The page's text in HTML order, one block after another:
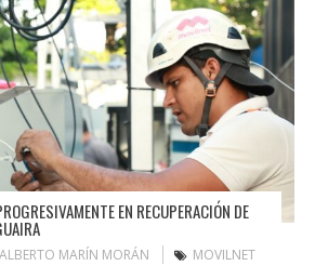
EN RECUPERACIÓN DE
ALBERTO MARÍN MORÁN MOVILNET